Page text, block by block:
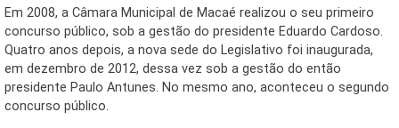
Em 2008, a Câmara Municipal de Macaé realizou o seu primeiro
concurso público, sob a gestão do presidente Eduardo Cardoso.
Quatro anos depois, a nova sede do Legislativo foi inaugurada,
em dezembro de 2012, dessa vez sob a gestão do então
presidente Paulo Antunes. No mesmo ano, aconteceu o segundo
concurso público.